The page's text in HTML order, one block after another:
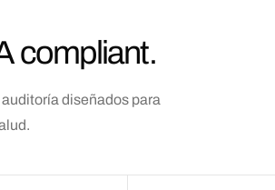
compliant.
diseñados para